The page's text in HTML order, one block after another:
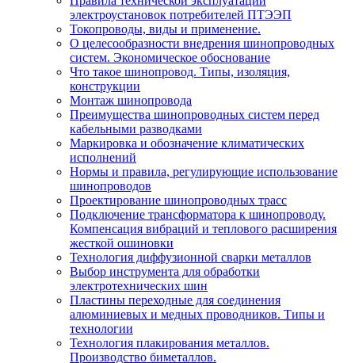
электроустановок потребителей ПТЭЭП
Токопроводы, виды и применение.
О целесообразности внедрения шинопроводных
систем. Экономическое обоснование
Что такое шинопровод. Типы, изоляция,
конструкции
Монтаж шинопровода
Преимущества шинопроводных систем перед
кабельными разводками
Маркировка и обозначение климатических
исполнений
Нормы и правила, регулирующие использование
шинопроводов
Проектирование шинопроводных трасс
Подключение трансформатора к шинопроводу.
Компенсация вибраций и теплового расширения
жесткой ошиновки
Технология диффузионной сварки металлов
Выбор инструмента для обработки
электротехнических шин
Пластины переходные для соединения
алюминиевых и медных проводников. Типы и
технологии
Технология плакирования металлов.
Производство биметаллов.